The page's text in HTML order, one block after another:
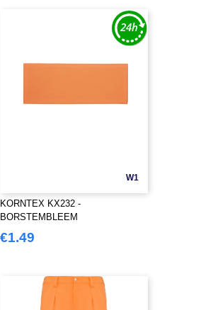
W1
KORNTEX KX232 -
BORSTEMBLEEM
€1.49